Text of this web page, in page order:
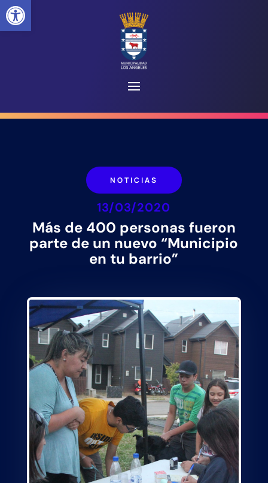
NOTICIAS
13/03/2020
Más de 400 personas fueron
parte de un nuevo “Municipio
en tu barrio”